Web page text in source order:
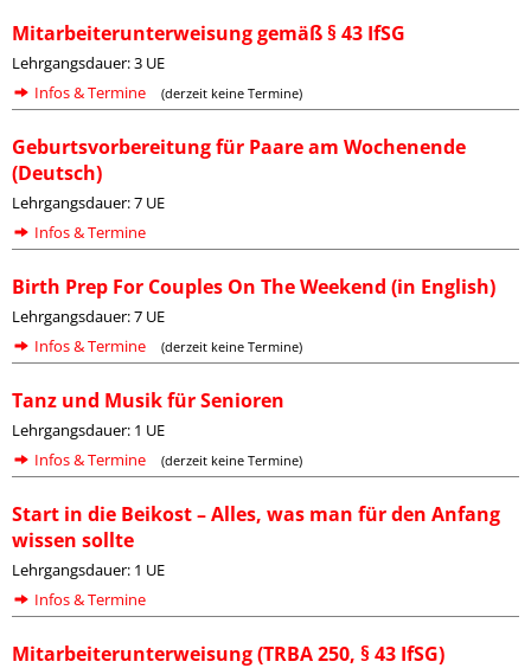
Mitarbeiterunterweisung gemäß § 43 IfSG
Lehrgangsdauer: 3 UE
Infos & Termine
(derzeit keine Termine)
Geburtsvorbereitung für Paare am Wochenende
(Deutsch)
Lehrgangsdauer: 7 UE
Infos & Termine
Birth Prep For Couples On The Weekend (in English)
Lehrgangsdauer: 7 UE
Infos & Termine
(derzeit keine Termine)
Tanz und Musik für Senioren
Lehrgangsdauer: 1 UE
Infos & Termine
(derzeit keine Termine)
Start in die Beikost – Alles, was man für den Anfang
wissen sollte
Lehrgangsdauer: 1 UE
Infos & Termine
Mitarbeiterunterweisung (TRBA 250, § 43 IfSG)